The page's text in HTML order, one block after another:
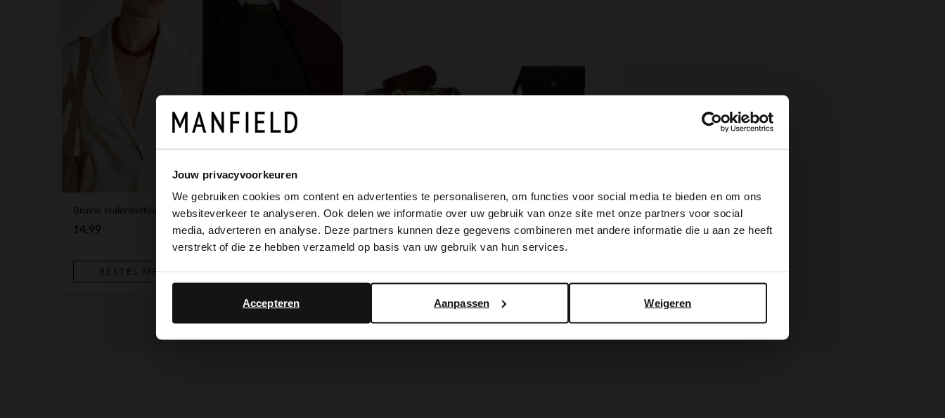
Jouw privacyvoorkeuren
We gebruiken cookies om content en advertenties te personaliseren, om functies voor social media te bieden en om ons
websiteverkeer te analyseren. Ook delen we informatie over uw gebruik van onze site met onze partners voor social
media, adverteren en analyse. Deze partners kunnen deze gegevens combineren met andere informatie die u aan ze heeft
verstrekt of die ze hebben verzameld op basis van uw gebruik van hun services.
Weigeren
Aanpassen
Accepteren
Bruine kralenketting
14.99
BESTEL MEE
Goudkleurige zebra armband met bruine details
19.99
Bruine leren dames riem
BESTEL MEE
Bruine suède portemonnee
BESTEL MEE
×
It looks like your language isn't Dutch. Would you like to